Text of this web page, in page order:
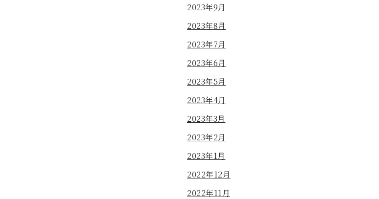
2023年9月
2023年8月
2023年7月
2023年6月
2023年5月
2023年4月
2023年3月
2023年2月
2023年1月
2022年12月
2022年11月